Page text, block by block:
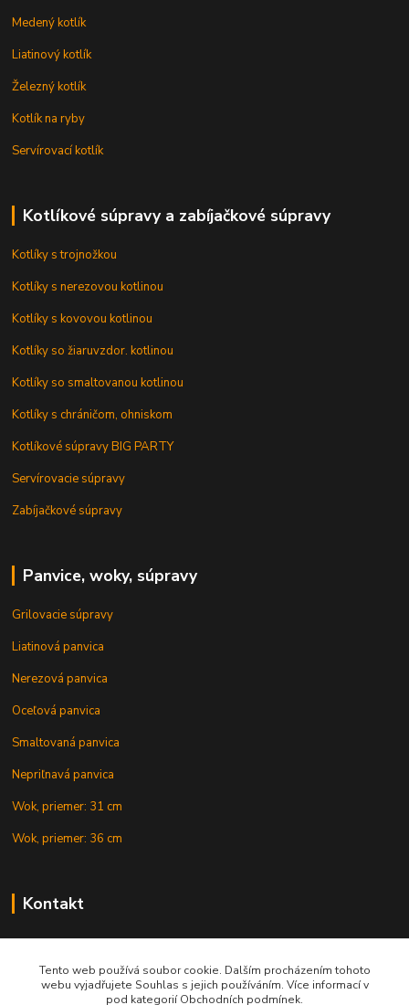
Medený kotlík
Liatinový kotlík
Železný kotlík
Kotlík na ryby
Servírovací kotlík
Kotlíkové súpravy a zabíjačkové súpravy
Kotlíky s trojnožkou
Kotlíky s nerezovou kotlinou
Kotlíky s kovovou kotlinou
Kotlíky so žiaruvzdor. kotlinou
Kotlíky so smaltovanou kotlinou
Kotlíky s chráničom, ohniskom
Kotlíkové súpravy BIG PARTY
Servírovacie súpravy
Zabíjačkové súpravy
Panvice, woky, súpravy
Grilovacie súpravy
Liatinová panvica
Nerezová panvica
Oceľová panvica
Smaltovaná panvica
Nepriľnavá panvica
Wok, priemer: 31 cm
Wok, priemer: 36 cm
Kontakt
+421 902 212 007
od 8:00 - do 16:00 hod
info@gulasovekotliky.sk
Tento web používá soubor cookie. Dalším procházením tohoto
webu vyjadřujete Souhlas s jejich používáním. Více informací v
pod kategorií Obchodních podmínek.